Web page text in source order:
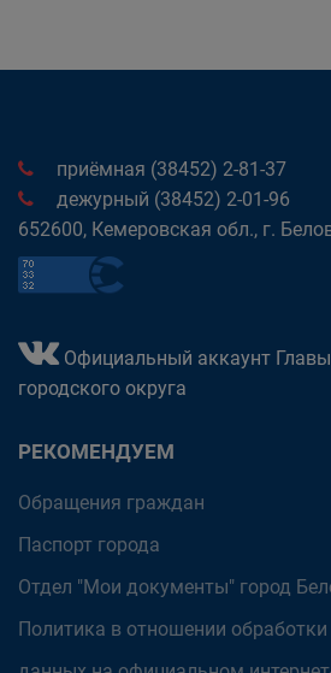
приёмная (38452) 2-81-37
дежурный (38452) 2-01-96
652600, Кемеровская обл., г.
Официальный аккаунт
городского округа
РЕКОМЕНДУЕМ
Обращения граждан
Паспорт города
Отдел "Мои документы" город
Политика в отношении